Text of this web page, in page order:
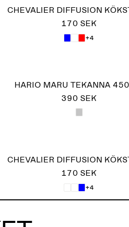
CHEVALIER DIFFUSION
170 SEK
+4
HARIO MARU TEKANNA
390 SEK
CHEVALIER DIFFUSION
170 SEK
+4